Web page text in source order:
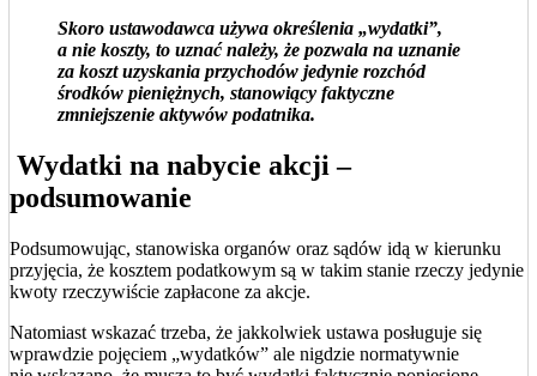
Skoro ustawodawca używa określenia „wydatki”,
a nie koszty, to uznać należy, że pozwala na uznanie
za koszt uzyskania przychodów jedynie rozchód
środków pieniężnych, stanowiący faktyczne
zmniejszenie aktywów podatnika.
Wydatki na nabycie akcji –
podsumowanie
Podsumowując, stanowiska organów oraz sądów idą w kierunku
przyjęcia, że kosztem podatkowym są w takim stanie rzeczy jedynie
kwoty rzeczywiście zapłacone za akcje.
Natomiast wskazać trzeba, że jakkolwiek ustawa posługuje się
wprawdzie pojęciem „wydatków” ale nigdzie normatywnie